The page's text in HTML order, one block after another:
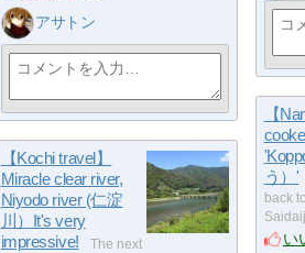
アサトン
【
う）'
back
い
【Kochi travel】
Miracle clear river,
Niyodo river (仁淀
川）It's very
impressive!
The next